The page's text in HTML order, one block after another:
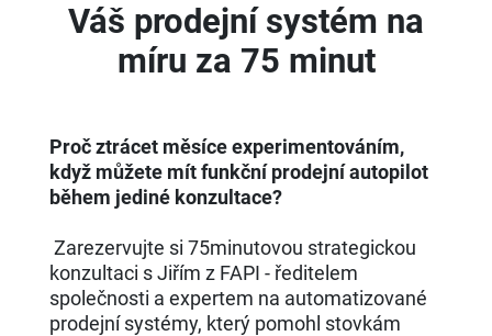
Váš prodejní systém na
míru za 75 minut
Proč ztrácet měsíce experimentováním,
když můžete mít funkční prodejní autopilot
během jediné konzultace?
Zarezervujte si 75minutovou strategickou
konzultaci s Jiřím z FAPI - ředitelem
společnosti a expertem na automatizované
prodejní systémy, který pomohl stovkám